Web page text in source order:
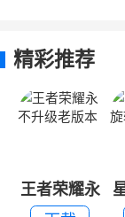
精彩推荐
王者荣耀永
不升级老版